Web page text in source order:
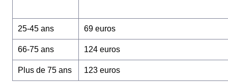
25-45 ans 69 euros
66-75 ans 124 euros
Plus de 75 ans 123 euros